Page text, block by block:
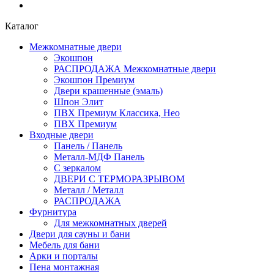
Каталог
Межкомнатные двери
Экошпон
РАСПРОДАЖА Межкомнатные двери
Экошпон Премиум
Двери крашенные (эмаль)
Шпон Элит
ПВХ Премиум Классика, Нео
ПВХ Премиум
Входные двери
Панель / Панель
Металл-МДФ Панель
С зеркалом
ДВЕРИ С ТЕРМОРАЗРЫВОМ
Металл / Металл
РАСПРОДАЖА
Фурнитура
Для межкомнатных дверей
Двери для сауны и бани
Мебель для бани
Арки и порталы
Пена монтажная